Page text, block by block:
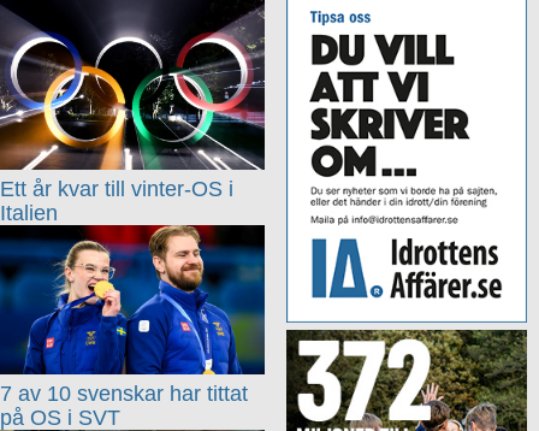
Ett år kvar till vinter-OS i
Italien
7 av 10 svenskar har tittat
på OS i SVT